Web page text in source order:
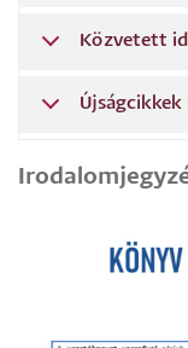
Közvetett
Újságcikkek